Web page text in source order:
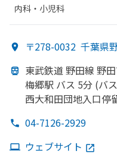
内科・​小児科
〒278-0032 千葉県
東武鉄道 野田線 野田
梅郷駅 バス 5分 (バ
西大和田団地入口停
04-7126-2929
ウェブサイト